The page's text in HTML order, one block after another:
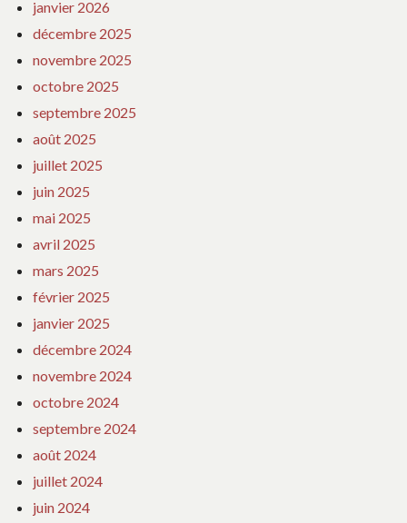
janvier 2026
décembre 2025
novembre 2025
octobre 2025
septembre 2025
août 2025
juillet 2025
juin 2025
mai 2025
avril 2025
mars 2025
février 2025
janvier 2025
décembre 2024
novembre 2024
octobre 2024
septembre 2024
août 2024
juillet 2024
juin 2024